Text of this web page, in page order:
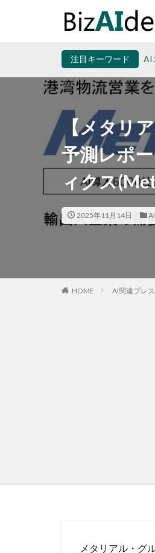
注目キーワード AI
【メタリ
予測レポ
ィクス
2025年11月14日
HOME AI関連プレ
メタリアル・グ